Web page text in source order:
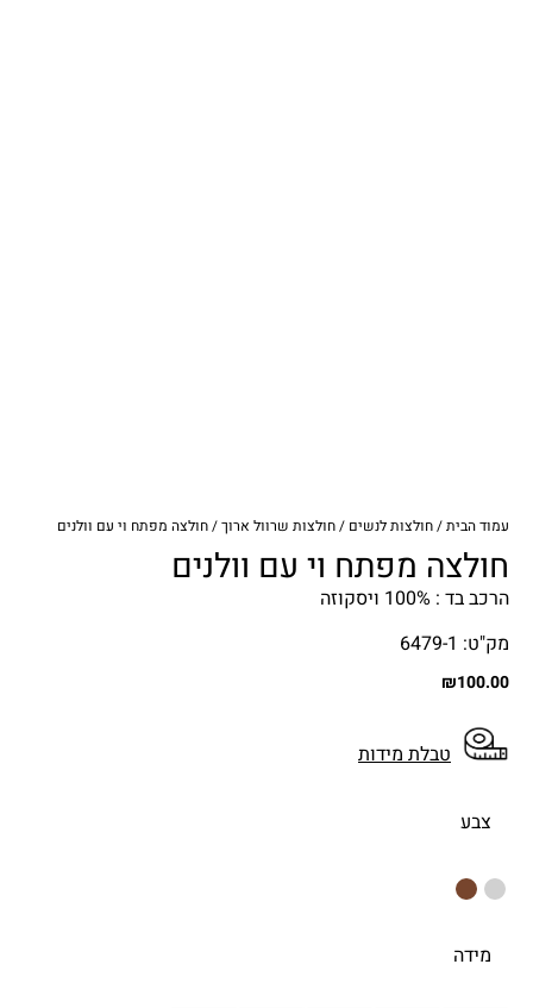
עמוד הבית/חולצות לנשים /חולצות שרוול ארוך/ חולצה מפתח וי עם וולנים
חולצה מפתח וי עם וולנים
הרכב בד : 100% ויסקוזה
מק"ט: 6479-1
₪100.00
טבלת מידות
צבע
מידה